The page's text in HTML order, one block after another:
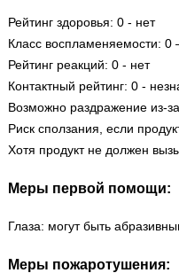
Рейтинг здоровья: 0 - нет
Класс воспламеняемости: 0
Рейтинг реакций: 0 - нет
Контактный рейтинг: 0 -
Возможно раздражение из-
Риск сползания, если
Хотя продукт не должен
Меры первой помощи:
Глаза: могут быть
Меры пожаротушения: